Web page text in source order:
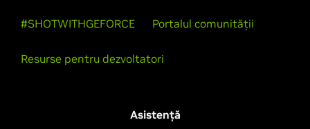
#SHOTWITHGEFORCE Portalul comunității
Resurse pentru dezvoltatori
Asistență